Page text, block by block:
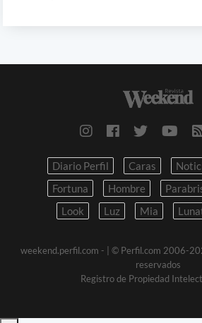
Diario Perfil Caras
Fortuna
Hombre
Look
Luz Mia
weekend.perfil.com -
| © Perfil.com 2006-
reservados
Registro de Propiedad